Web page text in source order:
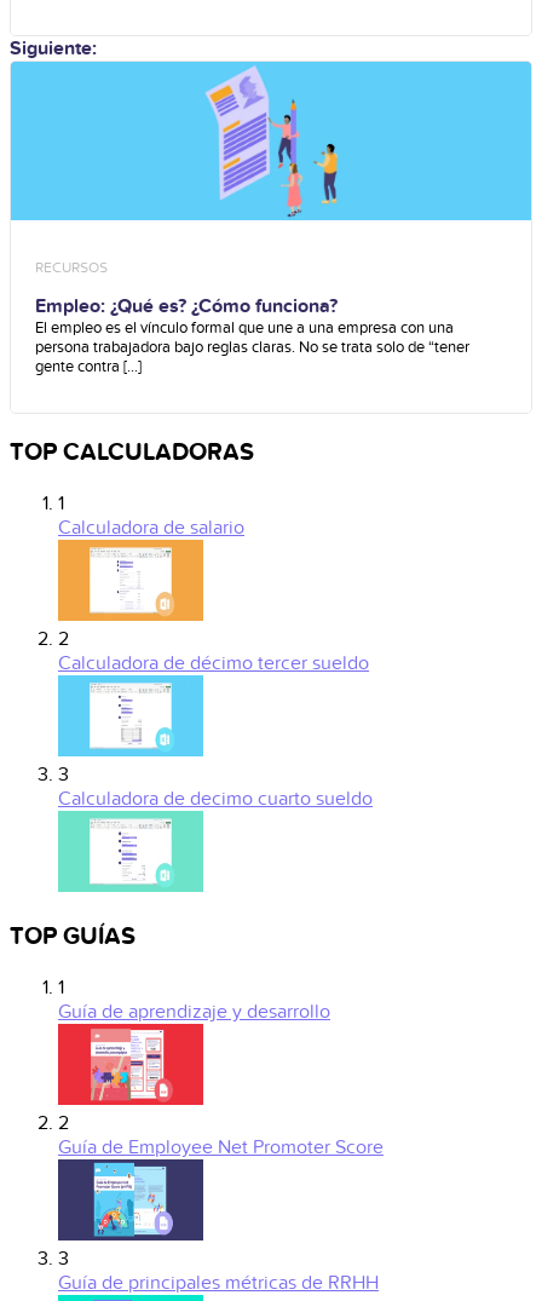
Siguiente:
RECURSOS
Empleo: ¿Qué es? ¿Cómo funciona?
El empleo es el vínculo formal que une a una empresa con una
persona trabajadora bajo reglas claras. No se trata solo de “tener
gente contra [...]
TOP CALCULADORAS
1
Calculadora de salario
2
Calculadora de décimo tercer sueldo
3
Calculadora de decimo cuarto sueldo
TOP GUÍAS
1
Guía de aprendizaje y desarrollo
2
Guía de Employee Net Promoter Score
3
Guía de principales métricas de RRHH